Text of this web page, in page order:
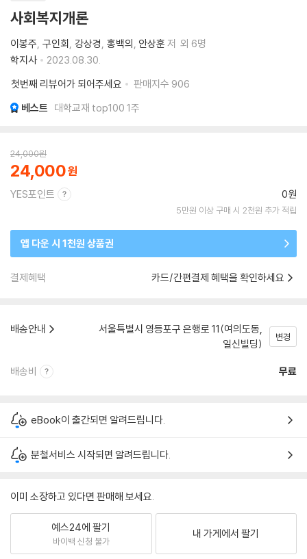
사회복지개론
이봉주 구인회 강상경 홍백의 안상훈 저 외 6명
학지사
2023.08.30.
첫번째 리뷰어가 되어주세요
판매지수 906
베스트 대학교재 top100 1주
24,000원
24,000
YES포인트 0원
5만원 이상 구매 시 2천원 추가 적립
앱 다운 시 1천원 상품권
결제혜택 카드/간편결제 혜택을 확인하세요
배송안내
서울특별시 영등포구 은행로 11(여의도동,
일신빌딩)
변경
배송비 무료
eBook이 출간되면 알려드립니다.
분철서비스 시작되면 알려드립니다.
이미 소장하고 있다면 판매해 보세요.
예스24에 팔기
바이백 신청 불가
내 가게에서 팔기